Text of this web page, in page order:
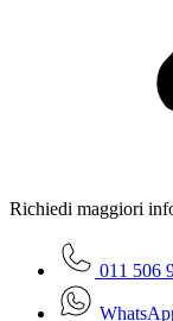
Richiedi maggiori
011 506